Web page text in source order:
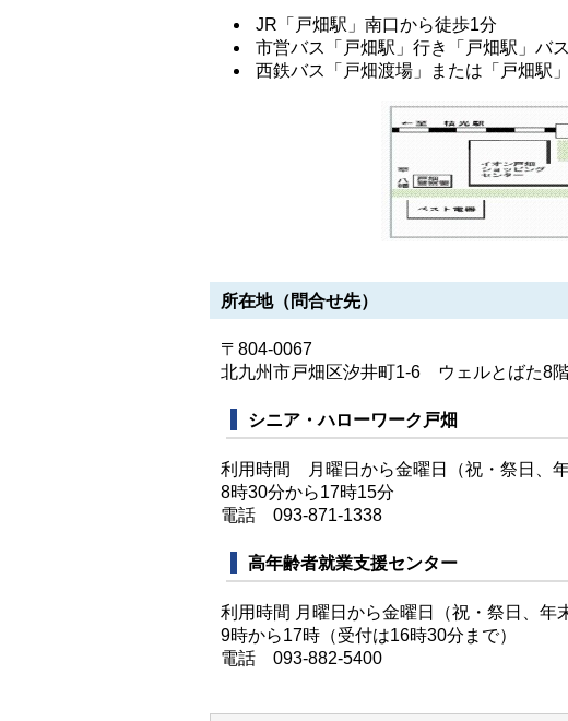
JR「戸畑駅」南口から徒歩1分
市営バス「戸畑駅」行き「戸畑駅」バ
西鉄バス「戸畑渡場」または「戸畑駅
所在地（問合せ先）
〒804-0067
北九州市戸畑区汐井町1-6 ウェルとばた8
シニア・ハローワーク戸畑
利用時間 月曜日から金曜日（祝・祭日、
8時30分から17時15分
電話 093-871-1338
高年齢者就業支援センター
利用時間 月曜日から金曜日（祝・祭日、年
9時から17時（受付は16時30分まで）
電話 093-882-5400